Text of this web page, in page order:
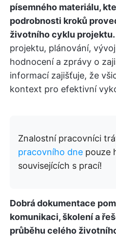
písemného materiálu,
podrobnosti kroků
životního cyklu projektu.
projektu, plánování,
hodnocení a zprávy o
informací zajišťuje, že
kontext pro efektivní
Znalostní pracovníci
pracovního dne pouze
souvisejících s prací!
Dobrá dokumentace
komunikaci, školení a
průběhu celého